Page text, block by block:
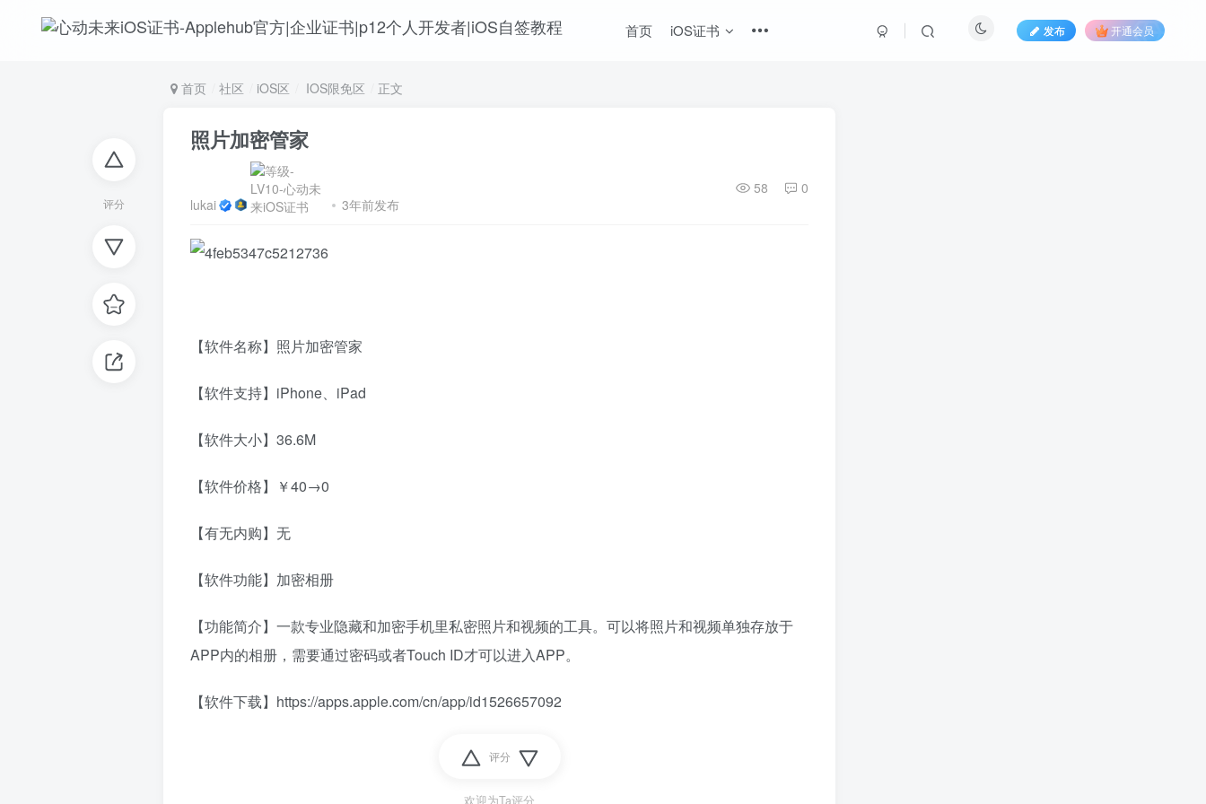
首页 iOS证书 发布 开通会员
评分
首页 社区 iOS区 IOS限免区 正文
照片加密管家
lukai 3年前发布
58 0
【软件名称】照片加密管家
【软件支持】iPhone、iPad
【软件大小】36.6M
【软件价格】￥40→0
【有无内购】无
【软件功能】加密相册
【功能简介】一款专业隐藏和加密手机里私密照片和视频的工具。可以将照片和视频单独存放于
APP内的相册，需要通过密码或者Touch ID才可以进入APP。
【软件下载】https://apps.apple.com/cn/app/id1526657092
评分
欢迎为Ta评分